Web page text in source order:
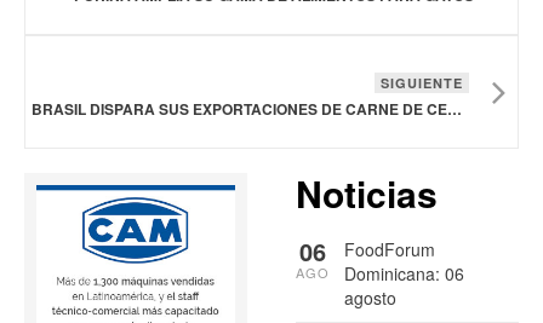
SIGUIENTE
BRASIL DISPARA SUS EXPORTACIONES DE CARNE DE CERDO EN ENERO, DE 6.4% EN VOLUMEN Y 19.6% EN VALOR
Noticias
FoodForum
Dominicana: 06
agosto
06
AGO